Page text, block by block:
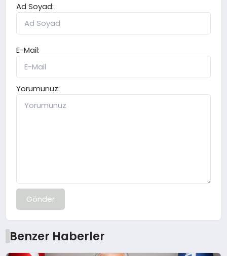
Ad Soyad:
E-Mail:
Yorumunuz:
Gönder
Benzer Haberler